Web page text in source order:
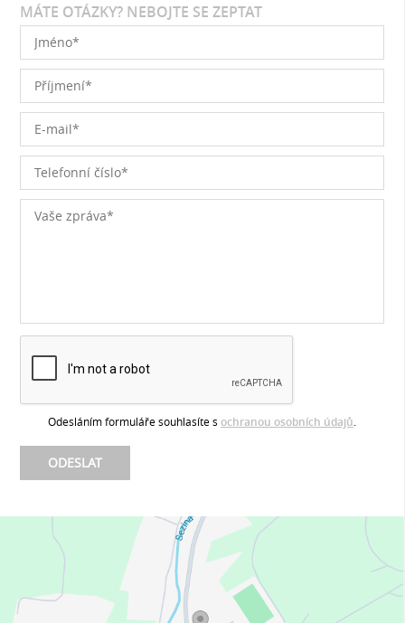
MÁTE OTÁZKY? NEBOJTE SE ZEPTAT
Odesláním formuláře souhlasíte s ochranou osobních údajů